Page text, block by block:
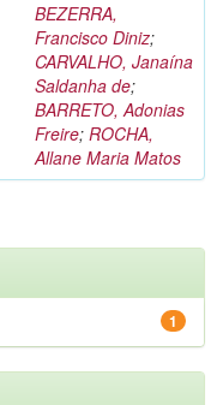
BEZERRA,
Francisco Diniz;
CARVALHO, Janaína
Saldanha de;
BARRETO, Adonias
Freire; ROCHA,
Allane Maria Matos
1